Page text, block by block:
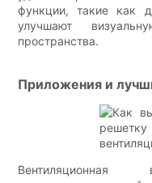
функции, такие как
улучшают
пространства.
Приложения и
Вентиляционная